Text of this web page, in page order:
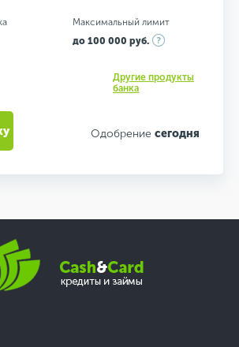
Максимальный лимит
до 100 000 руб.
Другие продукты
банка
Одобрение сегодня